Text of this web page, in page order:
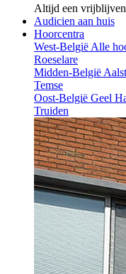
Altijd een
Audicien aan huis
Hoorcentra
West-België Alle
Roeselare
Midden-België Aalst
Temse
Oost-België Geel
Truiden